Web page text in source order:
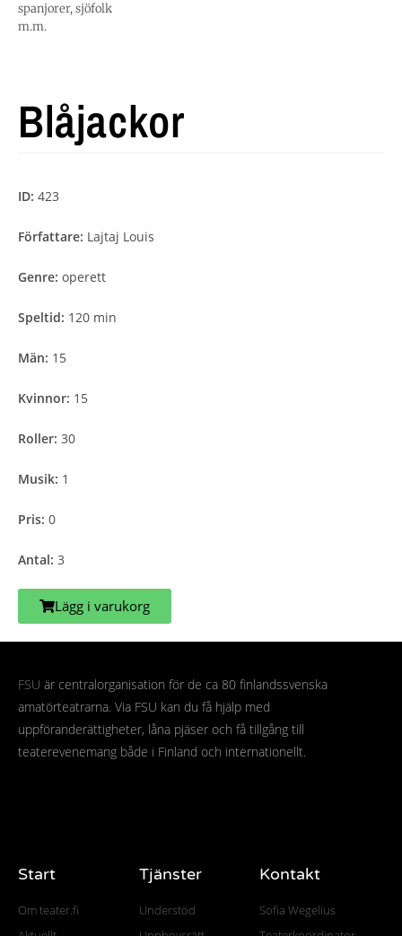
spanjorer, sjöfolk
m.m.
Blåjackor
ID: 423
Författare: Lajtaj Louis
Genre: operett
Speltid: 120 min
Män: 15
Kvinnor: 15
Roller: 30
Musik: 1
Pris: 0
Antal: 3
Lägg i varukorg
FSU är centralorganisation för de ca 80 finlandssvenska
amatörteatrarna. Via FSU kan du få hjälp med
uppföranderättigheter, låna pjäser och få tillgång till
teaterevenemang både i Finland och internationellt.
Start
Om teater.fi
Tjänster
Understöd
Kontakt
Sofia Wegelius